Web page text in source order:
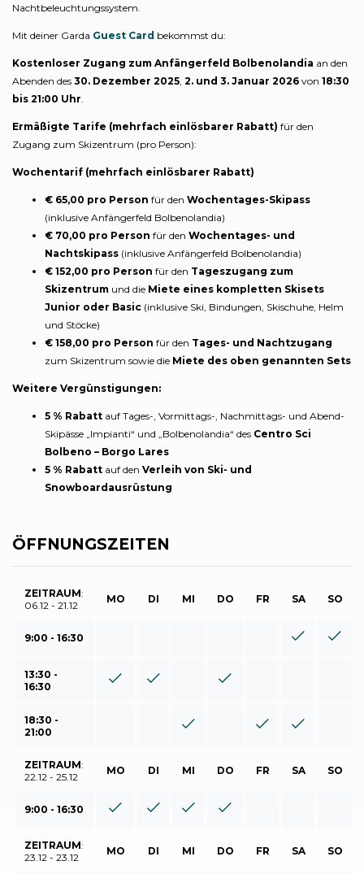
Nachtbeleuchtungssystem.
Mit deiner Garda Guest Card bekommst du:
Kostenloser Zugang zum Anfängerfeld Bolbenolandia an den
Abenden des 30. Dezember 2025 2. und 3. Januar 2026 von 18:30
bis 21:00 Uhr
Ermäßigte Tarife (mehrfach einlösbarer Rabatt) für den
Zugang zum Skizentrum (pro Person):
Wochentarif (mehrfach einlösbarer Rabatt)
€ 65,00 pro Person für den Wochentages-Skipass
(inklusive Anfängerfeld Bolbenolandia)
€ 70,00 pro Person für den Wochentages- und
Nachtskipass (inklusive Anfängerfeld Bolbenolandia)
€ 152,00 pro Person für den Tageszugang zum
Skizentrum und die Miete eines kompletten Skisets
Junior oder Basic (inklusive Ski, Bindungen, Skischuhe, Helm
und Stöcke)
€ 158,00 pro Person für den Tages- und Nachtzugang
zum Skizentrum sowie die Miete des oben genannten Sets
Weitere Vergünstigungen:
5 % Rabatt auf Tages-, Vormittags-, Nachmittags- und Abend-
Skipässe „Impianti“ und „Bolbenolandia“ des Centro Sci
Bolbeno – Borgo Lares
5 % Rabatt auf den Verleih von Ski- und
Snowboardausrüstung
ÖFFNUNGSZEITEN
ZEITRAUM:
06.12 - 21.12
MO DI MI DO FR SA SO
9:00 - 16:30
13:30 -
16:30
18:30 -
21:00
ZEITRAUM:
22.12 - 25.12
MO DI MI DO FR SA SO
9:00 - 16:30
ZEITRAUM:
23.12 - 23.12
MO DI MI DO FR SA SO